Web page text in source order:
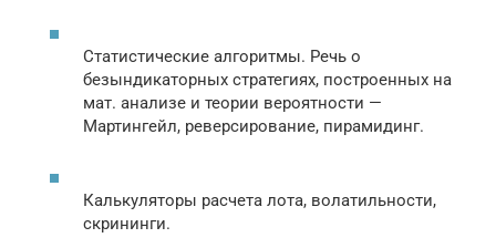
Статистические алгоритмы. Речь о
безындикаторных стратегиях, построенных на
мат. анализе и теории вероятности —
Мартингейл, реверсирование, пирамидинг.
Калькуляторы расчета лота, волатильности,
скрининги.